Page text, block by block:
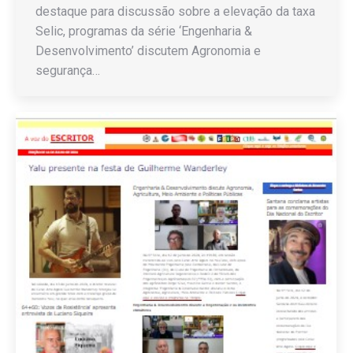
destaque para discussão sobre a elevação da taxa
Selic, programas da série ‘Engenharia &
Desenvolvimento’ discutem Agronomia e
segurança…